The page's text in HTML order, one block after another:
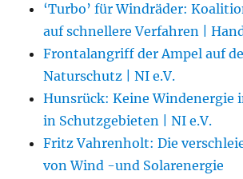
‘Turbo’ für Windräder:
auf schnellere Verfahren |
Frontalangriff der Ampel auf
Naturschutz | NI e.V.
Hunsrück: Keine Windenergie
in Schutzgebieten | NI e.V.
Fritz Vahrenholt: Die
von Wind -und Solarenergie